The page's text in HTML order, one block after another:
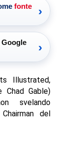
fonte
›
›
Illustrated,
Chad Gable)
svelando
del